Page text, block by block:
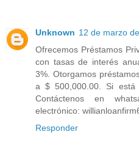
Unknown 12 de marzo
Ofrecemos Préstamos
con tasas de interés
3%. Otorgamos
a $ 500,000.00. Si está
Contáctenos en
electrónico:
Responder